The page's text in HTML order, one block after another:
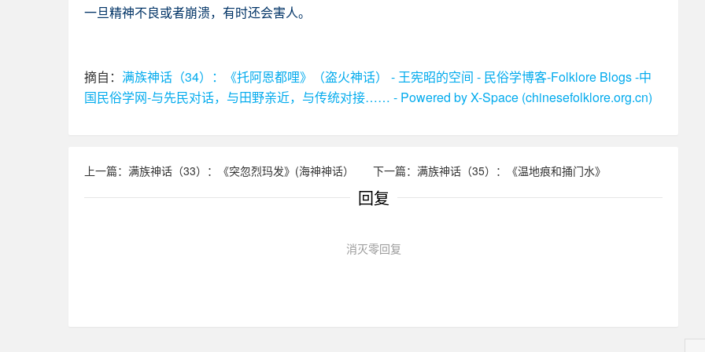
一旦精神不良或者崩溃，有时还会害人。
摘自： 满族神话（34）：《托阿恩都哩》（盗火神话） - 王宪昭的空间 - 民俗学博客-Folklore Blogs -中
国民俗学网-与先民对话，与田野亲近，与传统对接…… - Powered by X-Space (chinesefolklore.org.cn)
上一篇：满族神话（33）：《突忽烈玛发》(海神神话） 下一篇：满族神话（35）：《温地痕和捅门水》
回复
消灭零回复